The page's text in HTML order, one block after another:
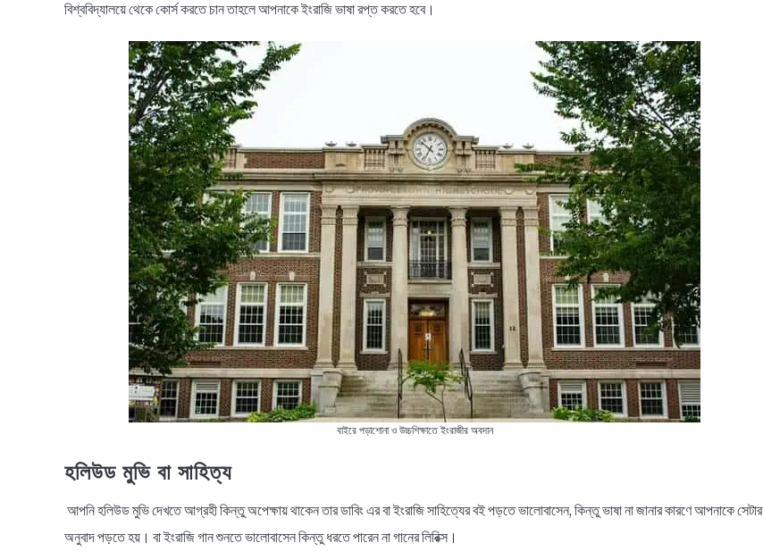
বিশ্ববিদ্যালয়ে থেকে কোর্স করতে চান তাহলে আপনাকে ইংরাজি ভাষা রপ্ত করতে হবে।
বাইরে পড়াশোনা ও উচ্চশিক্ষাতে ইংরাজীর অবদান
হলিউড মুভি বা সাহিত্য
আপনি হলিউড মুভি দেখতে আগ্রহী কিন্তু অপেক্ষায় থাকেন তার ডাবিং এর বা ইংরাজি সাহিত্যের বই পড়তে ভালোবাসেন, কিন্তু ভাষা না জানার কারণে আপনাকে সেটার
অনুবাদ পড়তে হয়। বা ইংরাজি গান শুনতে ভালোবাসেন কিন্তু ধরতে পারেন না গানের লিরিক্স।